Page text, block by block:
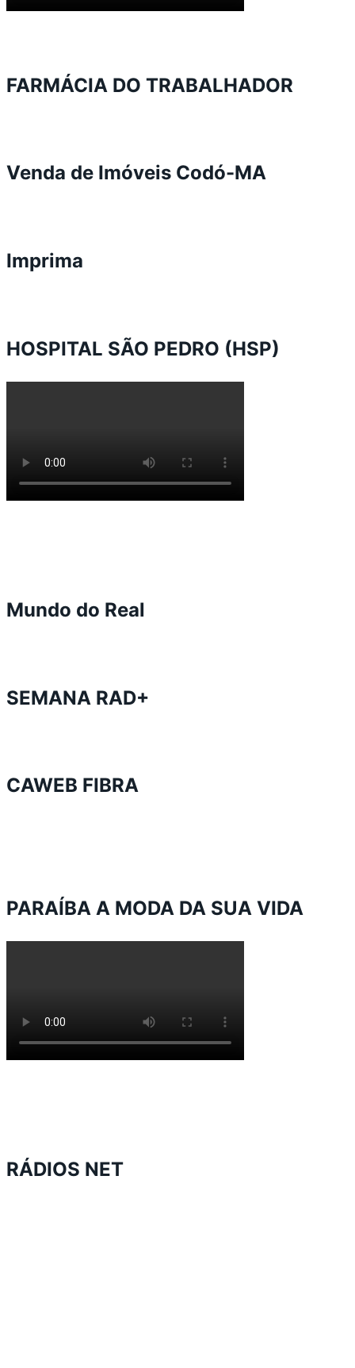
FARMÁCIA DO TRABALHADOR
Venda de Imóveis Codó-MA
Imprima
HOSPITAL SÃO PEDRO (HSP)
Mundo do Real
SEMANA RAD+
CAWEB FIBRA
PARAÍBA A MODA DA SUA VIDA
RÁDIOS NET